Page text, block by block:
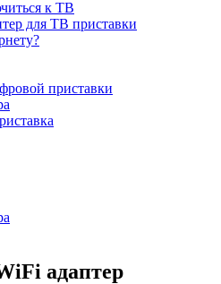
к ТВ
для ТВ приставки
приставки
адаптер